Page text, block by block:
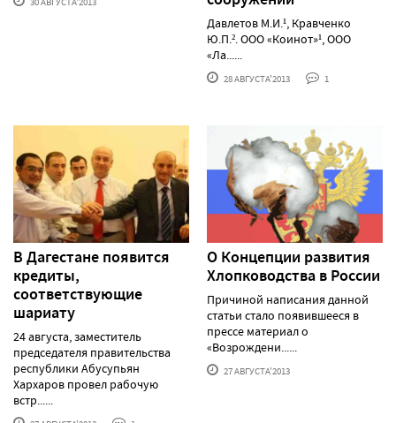
Давлетов М.И.¹, Кравченко
Ю.П.². ООО «Коинот»¹, ООО
«Ла......
28 АВГУСТА'2013 1
В Дагестане появится
кредиты,
соответствующие
шариату
24 августа, заместитель
председателя правительства
республики Абусупьян
Хархаров провел рабочую
встр......
О Концепции развития
Хлопководства в России
Причиной написания данной
статьи стало появившееся в
прессе материал о
«Возрождени......
27 АВГУСТА'2013